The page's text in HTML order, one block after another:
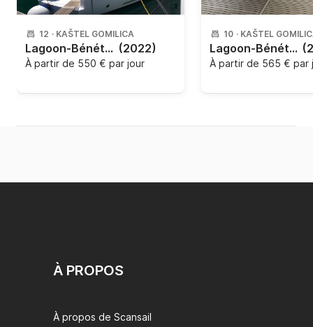
12 · KAŠTEL GOMILICA
Lagoon-Bénéteau - Lagoon 46 - 4 + 2 cab. (2022)
À partir de 550 € par jour
10 · KAŠTEL
Lagoon-Bénéteau - Lagoon 46 OW - 3 + 2 cab.
À partir de 565 € par
À PROPOS
À propos de Scansail